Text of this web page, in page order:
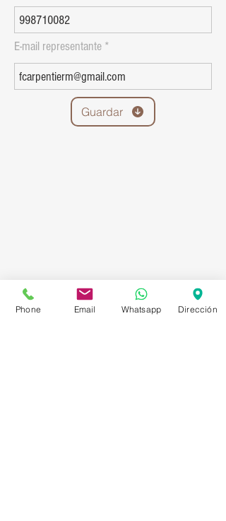
E-mail representante
Guardar
Phone Email Whatsapp Dirección